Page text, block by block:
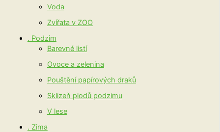
Voda
Zvířata v ZOO
. Podzim
Barevné listí
Ovoce a zelenina
Pouštění papírových draků
Sklizeň plodů podzimu
V lese
. Zima